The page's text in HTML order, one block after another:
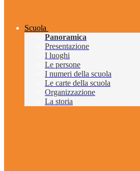
Scuola
Panoramica
Presentazione
I luoghi
Le persone
I numeri della scuola
Le carte della scuola
Organizzazione
La storia